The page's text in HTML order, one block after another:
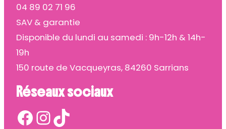
04 89 02 71 96
SAV & garantie
Disponible du lundi au samedi : 9h-12h & 14h-
19h
150 route de Vacqueyras, 84260 Sarrians
Réseaux sociaux
Facebook InstagramTikTok